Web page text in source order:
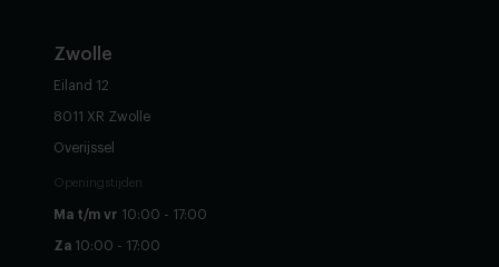
Zwolle
Eiland 12
8011 XR Zwolle
Overijssel
Openingstijden
Ma t/m vr 10:00 - 17:00
Za 10:00 - 17:00